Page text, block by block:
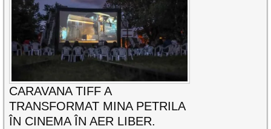
CARAVANA TIFF A
TRANSFORMAT MINA PETRILA
ÎN CINEMA ÎN AER LIBER.